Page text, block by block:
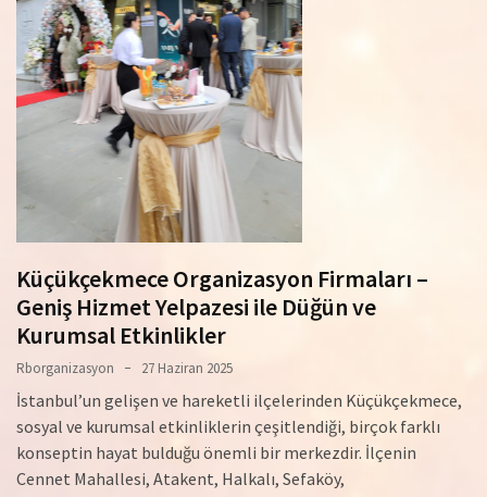
Küçükçekmece Organizasyon Firmaları –
Geniş Hizmet Yelpazesi ile Düğün ve
Kurumsal Etkinlikler
Rborganizasyon 27 Haziran 2025
İstanbul’un gelişen ve hareketli ilçelerinden Küçükçekmece,
sosyal ve kurumsal etkinliklerin çeşitlendiği, birçok farklı
konseptin hayat bulduğu önemli bir merkezdir. İlçenin
Cennet Mahallesi, Atakent, Halkalı, Sefaköy,